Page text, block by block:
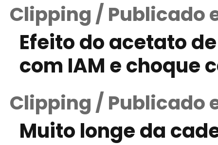
Clipping / Publicado
Efeito do acetato
com IAM e choque
Clipping / Publicado
Muito longe da